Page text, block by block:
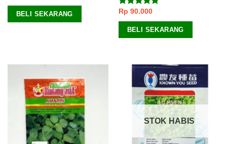
BELI SEKARANG Dinilai5.00
dari 5
Rp 90.000
BELI SEKARANG
STOK HABIS